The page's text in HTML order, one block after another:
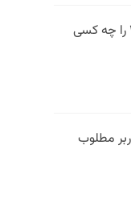
فیلتر در وقت اضافه؛ فوتبال ۳۶۰ را چه کسی
مطلوب